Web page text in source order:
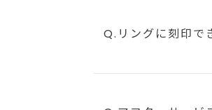
Q.リングに刻印で